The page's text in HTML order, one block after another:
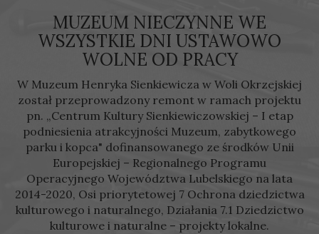
MUZEUM NIECZYNNE WE
WSZYSTKIE DNI USTAWOWO
WOLNE OD PRACY
W Muzeum Henryka Sienkiewicza w Woli Okrzejskiej
został przeprowadzony remont w ramach projektu
pn. „Centrum Kultury Sienkiewiczowskiej – I etap
podniesienia atrakcyjności Muzeum, zabytkowego
parku i kopca" dofinansowanego ze środków Unii
Europejskiej – Regionalnego Programu
Operacyjnego Województwa Lubelskiego na lata
2014-2020, Osi priorytetowej 7 Ochrona dziedzictwa
kulturowego i naturalnego, Działania 7.1 Dziedzictwo
kulturowe i naturalne – projekty lokalne.